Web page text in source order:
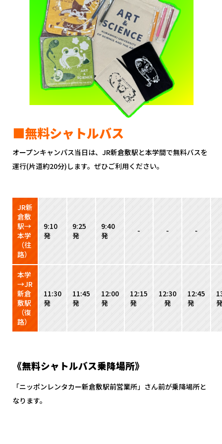
■無料シャトルバス
オープンキャンパス当日は、JR新倉敷駅と本学間で無料バスを
運行(片道約20分)します。ぜひご利用ください。
JR新
倉敷
駅→
本学
（往
路）
9:10
発
9:25
発
9:40
発
- - -
本学
→JR
新倉
敷駅
（復
路）
11:30
発
11:45
発
12:00
発
12:15
発
12:30
発
12:45
発
《無料シャトルバス乗降場所》
「ニッポンレンタカー新倉敷駅前営業所」さん前が乗降場所と
なります。